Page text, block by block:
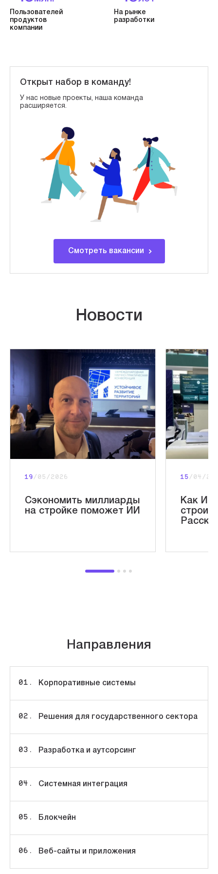
Пользователей
продуктов
компании
На рынке
разработки
Открыт набор в команду!
У нас новые проекты, наша команда
расширяется.
Смотреть вакансии
Новости
19 /05/2026
Сэкономить миллиарды
на стройке поможет ИИ
15 /04/
Как ИИ
Направления
Корпоративные системы
Решения для государственного сектора
Разработка и аутсорсинг
Системная интеграция
Блокчейн
Веб-сайты и приложения